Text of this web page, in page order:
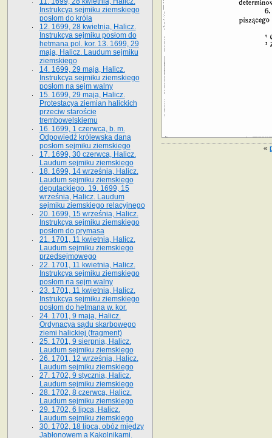
«
Instrukcya sejmiku ziemskiego
posłom do króla
12. 1699, 28 kwietnia, Halicz.
Instrukcya sejmiku posłom do
hetmana pol. kor. 13. 1699, 29
maja, Halicz. Laudum sejmiku
ziemskiego
14. 1699, 29 maja, Halicz.
Instrukcya sejmiku ziemskiego
posłom na sejm walny
15. 1699, 29 maja, Halicz.
Protestacya ziemian halickich
przeciw staroście
trembowelskiemu
16. 1699, 1 czerwca, b. m.
Odpowiedź królewska dana
posłom sejmiku ziemskiego
17. 1699, 30 czerwca, Halicz.
Laudum sejmiku ziemskiego
18. 1699, 14 września, Halicz.
Laudum sejmiku ziemskiego
deputackiego. 19. 1699, 15
września, Halicz. Laudum
sejmiku ziemskiego relacyjnego
20. 1699, 15 września, Halicz.
Instrukcya sejmiku ziemskiego
posłom do prymasa
21. 1701, 11 kwietnia, Halicz.
Laudum sejmiku ziemskiego
przedsejmowego
22. 1701, 11 kwietnia, Halicz.
Instrukcya sejmiku ziemskiego
posłom na sejm walny
23. 1701, 11 kwietnia, Halicz.
Instrukcya sejmiku ziemskiego
posłom do hetmana w. kor.
24. 1701, 9 maja, Halicz.
Ordynacya sądu skarbowego
ziemi halickiej (fragment)
25. 1701, 9 sierpnia, Halicz.
Laudum sejmiku ziemskiego
26. 1701, 12 września, Halicz.
Laudum sejmiku ziemskiego
27. 1702, 9 stycznia, Halicz.
Laudum sejmiku ziemskiego
28. 1702, 8 czerwca, Halicz.
Laudum sejmiku ziemskiego
29. 1702, 6 lipca, Halicz.
Laudum sejmiku ziemskiego
30. 1702, 18 lipca, obóz między
Jabłonowem a Kąkolnikami.